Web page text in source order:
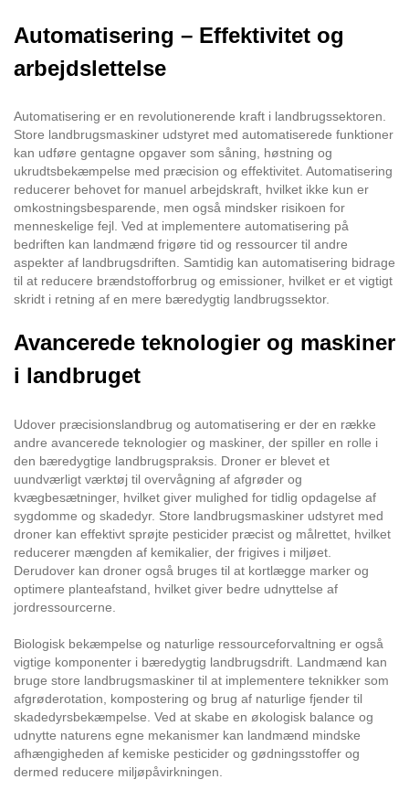
Automatisering – Effektivitet og
arbejdslettelse
Automatisering er en revolutionerende kraft i landbrugssektoren.
Store landbrugsmaskiner udstyret med automatiserede funktioner
kan udføre gentagne opgaver som såning, høstning og
ukrudtsbekæmpelse med præcision og effektivitet. Automatisering
reducerer behovet for manuel arbejdskraft, hvilket ikke kun er
omkostningsbesparende, men også mindsker risikoen for
menneskelige fejl. Ved at implementere automatisering på
bedriften kan landmænd frigøre tid og ressourcer til andre
aspekter af landbrugsdriften. Samtidig kan automatisering bidrage
til at reducere brændstofforbrug og emissioner, hvilket er et vigtigt
skridt i retning af en mere bæredygtig landbrugssektor.
Avancerede teknologier og maskiner
i landbruget
Udover præcisionslandbrug og automatisering er der en række
andre avancerede teknologier og maskiner, der spiller en rolle i
den bæredygtige landbrugspraksis. Droner er blevet et
uundværligt værktøj til overvågning af afgrøder og
kvægbesætninger, hvilket giver mulighed for tidlig opdagelse af
sygdomme og skadedyr. Store landbrugsmaskiner udstyret med
droner kan effektivt sprøjte pesticider præcist og målrettet, hvilket
reducerer mængden af kemikalier, der frigives i miljøet.
Derudover kan droner også bruges til at kortlægge marker og
optimere planteafstand, hvilket giver bedre udnyttelse af
jordressourcerne.
Biologisk bekæmpelse og naturlige ressourceforvaltning er også
vigtige komponenter i bæredygtig landbrugsdrift. Landmænd kan
bruge store landbrugsmaskiner til at implementere teknikker som
afgrøderotation, kompostering og brug af naturlige fjender til
skadedyrsbekæmpelse. Ved at skabe en økologisk balance og
udnytte naturens egne mekanismer kan landmænd mindske
afhængigheden af kemiske pesticider og gødningsstoffer og
dermed reducere miljøpåvirkningen.